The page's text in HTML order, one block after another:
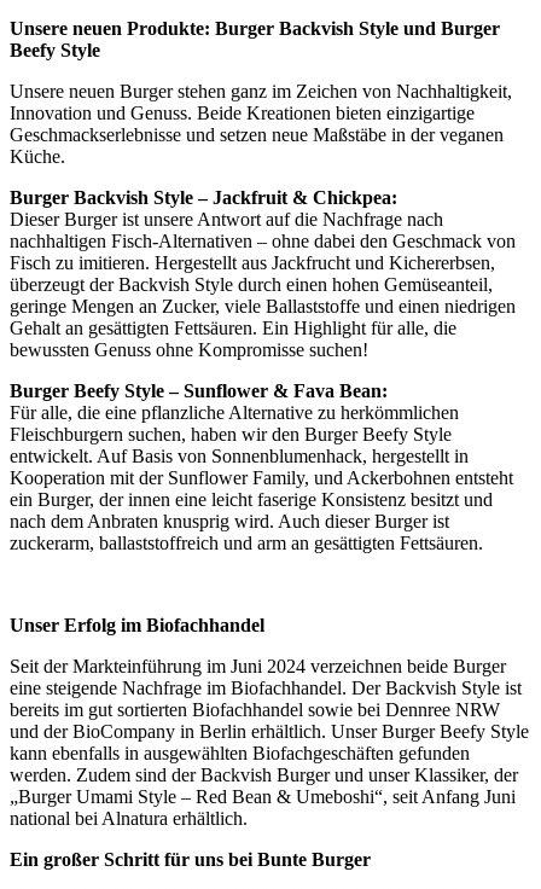
Unsere neuen Produkte: Burger Backvish Style und Burger
Beefy Style
Unsere neuen Burger stehen ganz im Zeichen von Nachhaltigkeit,
Innovation und Genuss. Beide Kreationen bieten einzigartige
Geschmackserlebnisse und setzen neue Maßstäbe in der veganen
Küche.
Burger Backvish Style – Jackfruit & Chickpea:
Dieser Burger ist unsere Antwort auf die Nachfrage nach
nachhaltigen Fisch-Alternativen – ohne dabei den Geschmack von
Fisch zu imitieren. Hergestellt aus Jackfrucht und Kichererbsen,
überzeugt der Backvish Style durch einen hohen Gemüseanteil,
geringe Mengen an Zucker, viele Ballaststoffe und einen niedrigen
Gehalt an gesättigten Fettsäuren. Ein Highlight für alle, die
bewussten Genuss ohne Kompromisse suchen!
Burger Beefy Style – Sunflower & Fava Bean:
Für alle, die eine pflanzliche Alternative zu herkömmlichen
Fleischburgern suchen, haben wir den Burger Beefy Style
entwickelt. Auf Basis von Sonnenblumenhack, hergestellt in
Kooperation mit der Sunflower Family, und Ackerbohnen entsteht
ein Burger, der innen eine leicht faserige Konsistenz besitzt und
nach dem Anbraten knusprig wird. Auch dieser Burger ist
zuckerarm, ballaststoffreich und arm an gesättigten Fettsäuren.
Unser Erfolg im Biofachhandel
Seit der Markteinführung im Juni 2024 verzeichnen beide Burger
eine steigende Nachfrage im Biofachhandel. Der Backvish Style ist
bereits im gut sortierten Biofachhandel sowie bei Dennree NRW
und der BioCompany in Berlin erhältlich. Unser Burger Beefy Style
kann ebenfalls in ausgewählten Biofachgeschäften gefunden
werden. Zudem sind der Backvish Burger und unser Klassiker, der
„Burger Umami Style – Red Bean & Umeboshi“, seit Anfang Juni
national bei Alnatura erhältlich.
Ein großer Schritt für uns bei Bunte Burger